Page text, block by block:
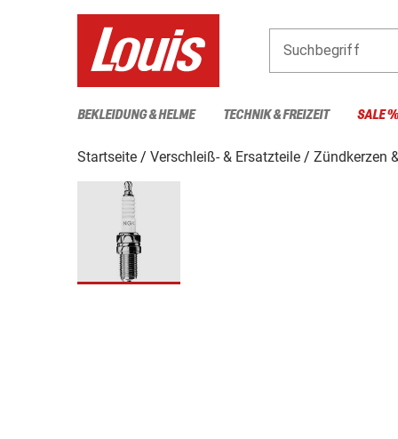
Suchbegriff
BEKLEIDUNG & HELME TECHNIK & FREIZEIT SALE %
Startseite Verschleiß- & Ersatzteile Zündkerzen